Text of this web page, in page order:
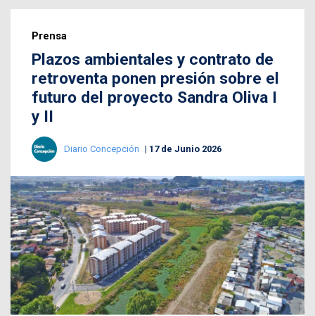
Prensa
Plazos ambientales y contrato de
retroventa ponen presión sobre el
futuro del proyecto Sandra Oliva I
y II
Diario Concepción 17 de Junio 2026